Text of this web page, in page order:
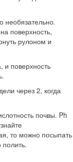
необязательно.
поверхность,
рулоном и
и поверхность
через 2, когда
почвы. Ph
то можно посыпать